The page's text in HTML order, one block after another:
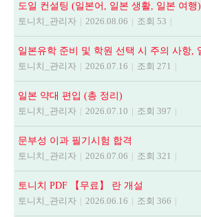
도일 컨설팅 (일본어, 일본 생활, 일본 여행)
토니치_관리자 | 2026.08.06 | 조회 53 |
토니치_관리자 | 2026.07.16 | 조회 271 |
일본 약대 편입 (총 정리)
토니치_관리자 | 2026.07.10 | 조회 397 |
문부성 이과 필기시험 합격
토니치_관리자 | 2026.07.06 | 조회 321 |
토니치 PDF 【무료】 란 개설
토니치_관리자 | 2026.06.16 | 조회 366 |